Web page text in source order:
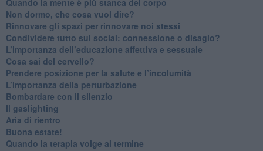
Non dormo, che cosa vuol dire?
​Rinnovare gli spazi per rinnovare noi stessi
​Condividere tutto sui social: connessione o disagio?
​L’importanza dell’educazione affettiva e sessuale
​Cosa sai del cervello?
Prendere posizione per la salute e l’incolumità
L’importanza della perturbazione
​Bombardare con il silenzio
Il gaslighting
Aria di rientro
Buona estate!
​Quando la terapia volge al termine